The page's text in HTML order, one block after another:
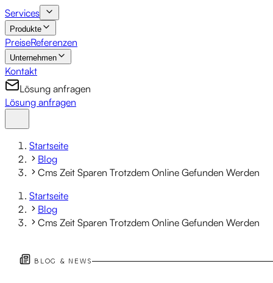
Services
Produkte
PreiseReferenzen
Unternehmen
Kontakt
Lösung anfragen
Lösung anfragen
Startseite
Blog
Cms Zeit Sparen Trotzdem Online Gefunden Werden
Startseite
Blog
Cms Zeit Sparen Trotzdem Online Gefunden Werden
BLOG & NEWS